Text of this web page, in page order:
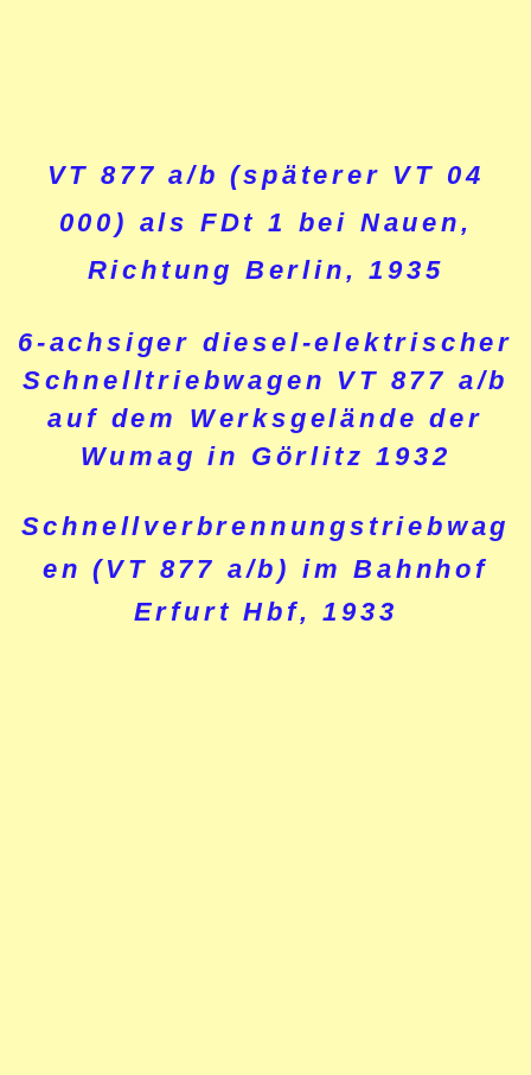
VT 877 a/b (späterer VT 04
000) als FDt 1 bei Nauen,
Richtung Berlin, 1935
6-achsiger diesel-elektrischer
Schnelltriebwagen VT 877 a/b
auf dem Werksgelände der
Wumag in Görlitz 1932
Schnellverbrennungstriebwag
en (VT 877 a/b) im Bahnhof
Erfurt Hbf, 1933